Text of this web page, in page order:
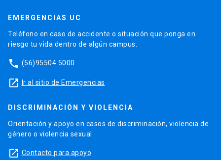
EMERGENCIAS UC
Teléfono en caso de accidente o situación que ponga en
riesgo tu vida dentro de algún campus.
phone (56)95504 5000
launch Ir al sitio de Emergencias
DISCRIMINACIÓN Y VIOLENCIA
Orientación y apoyo en casos de discriminación, violencia de
género o violencia sexual.
launch Contacto para apoyo